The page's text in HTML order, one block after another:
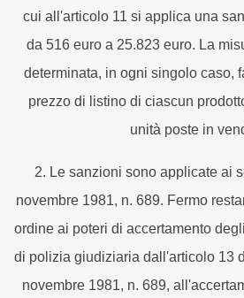
cui all'articolo 11 si applica una
da 516 euro a 25.823 euro. La
determinata, in ogni singolo caso,
prezzo di listino di ciascun
unità poste in
2. Le sanzioni sono applicate ai
novembre 1981, n. 689. Fermo
ordine ai poteri di accertamento
di polizia giudiziaria dall'articolo 13
novembre 1981, n. 689,